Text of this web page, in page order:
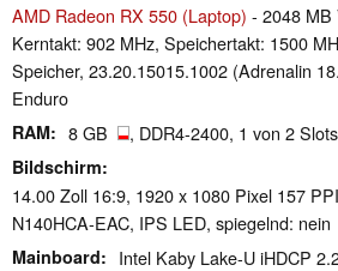
AMD Radeon RX 550 (Laptop) - 2048 MB
Kerntakt: 902 MHz, Speichertakt: 1500
Speicher, 23.20.15015.1002 (Adrenalin
Enduro
RAM 8 GB , DDR4-2400, 1 von 2
Bildschirm
14.00 Zoll 16:9, 1920 x 1080 Pixel 157
N140HCA-EAC, IPS LED, spiegelnd: nein
Mainboard Intel Kaby Lake-U iHDCP